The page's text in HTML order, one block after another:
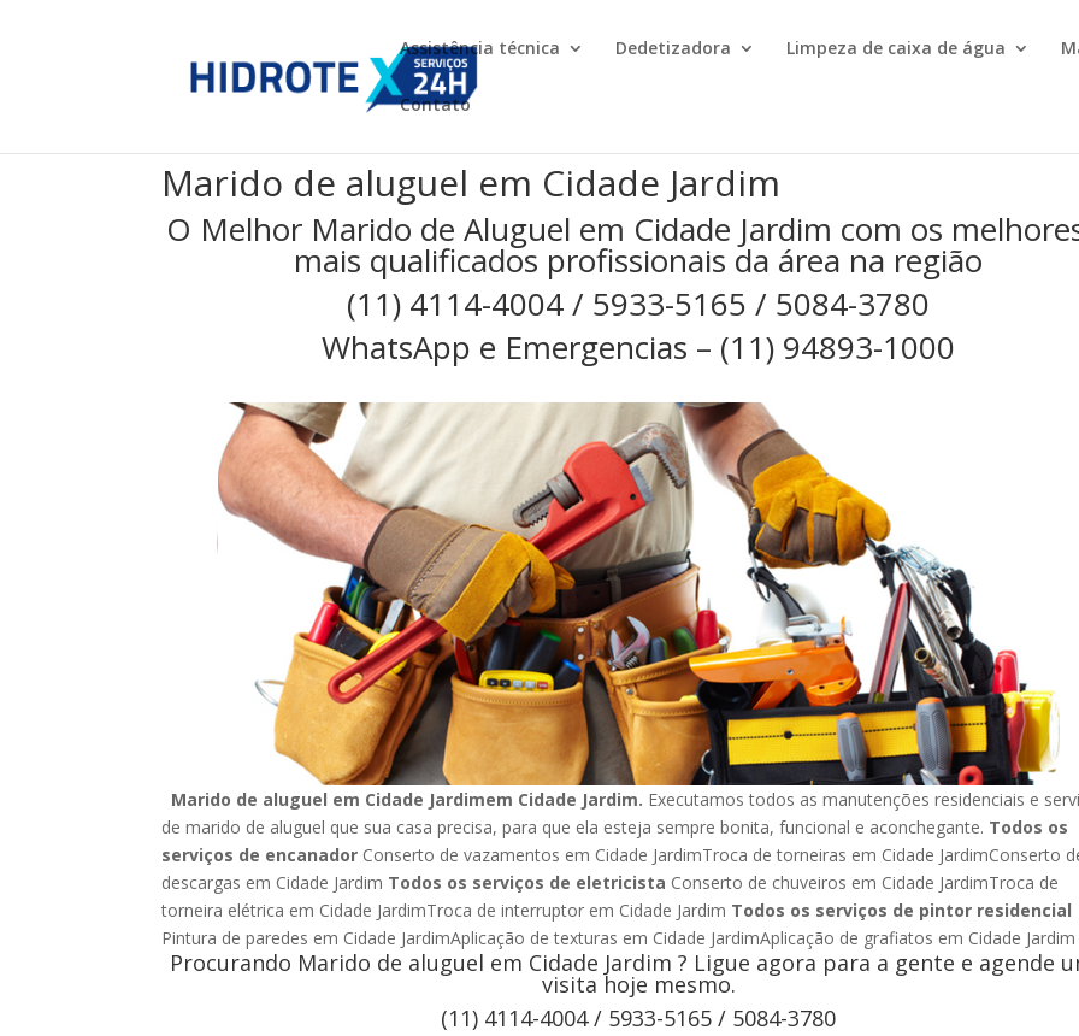
Assistência técnica Dedetizadora Limpeza de caixa de água
Contato
Marido de aluguel em Cidade Jardim
O Melhor Marido de Aluguel em Cidade Jardim com os
mais qualificados profissionais da área na região
(11) 4114-4004 / 5933-5165 / 5084-3780
WhatsApp e Emergencias – (11) 94893-1000
Marido de aluguel em Cidade Jardimem Cidade Jardim. Executamos todos as manutenções residenciais e
de marido de aluguel que sua casa precisa, para que ela esteja sempre bonita, funcional e aconchegante. Todos os
serviços de encanador Conserto de vazamentos em Cidade JardimTroca de torneiras em Cidade JardimConserto
descargas em Cidade Jardim Todos os serviços de eletricista Conserto de chuveiros em Cidade JardimTroca de
torneira elétrica em Cidade JardimTroca de interruptor em Cidade Jardim Todos os serviços de pintor residencial
Pintura de paredes em Cidade JardimAplicação de texturas em Cidade JardimAplicação de grafiatos em Cidade
Procurando Marido de aluguel em Cidade Jardim ? Ligue agora para a gente e agende
visita hoje mesmo.
(11) 4114-4004 / 5933-5165 / 5084-3780